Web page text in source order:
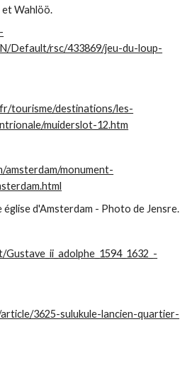
et Wahlöö.
Default/rsc/433869/jeu-du-loup-
tourisme/destinations/les-
muiderslot-12.htm
amsterdam/monument-
3625-sulukule-lancien-quartier-